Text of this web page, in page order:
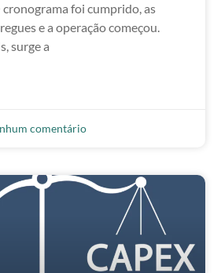
cronograma foi cumprido, as
e a operação começou.
surge a
comentário